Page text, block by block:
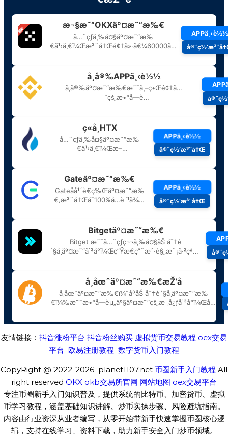
友情链接： 抖音涨粉平台 抖音粉丝购买 虚拟货币交易教程 oex交易
平台 欧易注册教程 数字货币入门教程
CopyRight @ 2022-2026 planet1107.net 币圈新手入门教程 All
right reserved OKX okb交易所官网 网站地图 oex交易平台
专注币圈新手入门知识普及，提供系统的比特币、加密货币、虚拟
币学习教程，涵盖基础知识讲解、炒币实操步骤、风险避坑指南。
内容由行业资深从业者编写，从零开始带新手快速掌握币圈核心逻
辑，支持在线学习、资料下载，助力新手安全入门炒币领域。